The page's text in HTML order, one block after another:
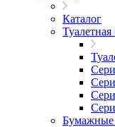
Каталог
Туалетная
Бумажные